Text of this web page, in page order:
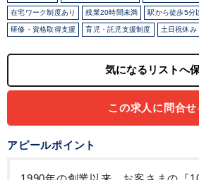
在宅ワーク制度あり 残業20時間未満 駅から徒歩5分
研修・資格取得支援 育児・託児支援制度 土日祝休み
この求人に問合せ
アピールポイント